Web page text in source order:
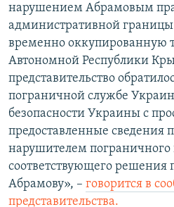
нарушением Абрамовым
административной границы
временно оккупированную
Автономной Республики
представительство
пограничной службе
безопасности Украины с
предоставленные сведения
нарушителем
соответствующего решения
Абрамову», – говорится в
представительства.